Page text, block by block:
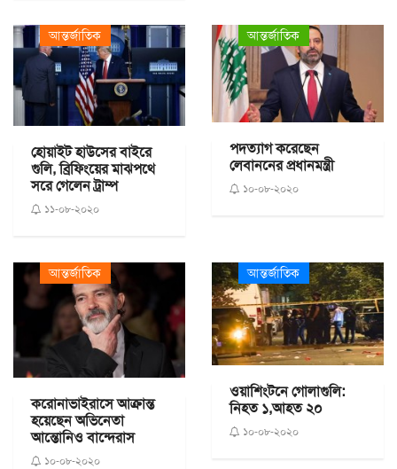
আন্তর্জাতিক
হোয়াইট হাউসের বাইরে
গুলি, ব্রিফিংয়ের মাঝপথে
সরে গেলেন ট্রাম্প
১১-০৮-২০২০
আন্তর্জাতিক
পদত্যাগ করেছেন
লেবাননের প্রধানমন্ত্রী
১০-০৮-২০২০
আন্তর্জাতিক
করোনাভাইরাসে আক্রান্ত
হয়েছেন অভিনেতা
আন্তোনিও বান্দেরাস
১০-০৮-২০২০
আন্তর্জাতিক
ওয়াশিংটনে গোলাগুলি:
নিহত ১,আহত ২০
১০-০৮-২০২০